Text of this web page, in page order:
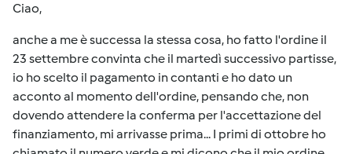
Ciao,
anche a me è successa la stessa cosa, ho fatto l'ordine il
23 settembre convinta che il martedì successivo partisse,
io ho scelto il pagamento in contanti e ho dato un
acconto al momento dell'ordine, pensando che, non
dovendo attendere la conferma per l'accettazione del
finanziamento, mi arrivasse prima... I primi di ottobre ho